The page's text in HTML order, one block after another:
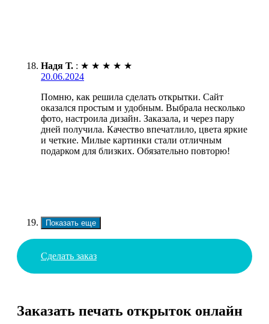
Надя Т. : ★ ★ ★ ★ ★
20.06.2024
Помню, как решила сделать открытки. Сайт
оказался простым и удобным. Выбрала несколько
фото, настроила дизайн. Заказала, и через пару
дней получила. Качество впечатлило, цвета яркие
и четкие. Милые картинки стали отличным
подарком для близких. Обязательно повторю!
Показать еще
Сделать заказ
Заказать печать открыток онлайн